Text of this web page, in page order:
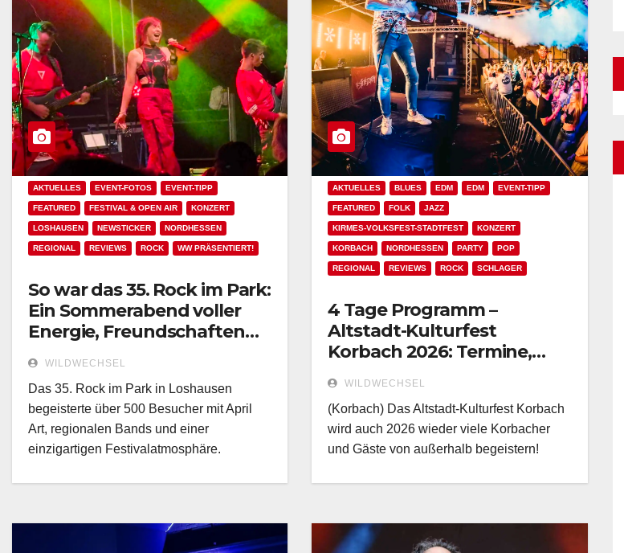
AKTUELLES EVENT-FOTOS EVENT-TIPP
FEATURED FESTIVAL & OPEN AIR KONZERT
LOSHAUSEN NEWSTICKER NORDHESSEN
REGIONAL REVIEWS ROCK WW PRÄSENTIERT!
So war das 35. Rock im Park:
Ein Sommerabend voller
Energie, Freundschaften
WILDWECHSEL
Das 35. Rock im Park in Loshausen
begeisterte über 500 Besucher mit April
Art, regionalen Bands und einer
einzigartigen Festivalatmosphäre.
AKTUELLES BLUES EDM EDM EVENT-TIPP
FEATURED FOLK JAZZ
KIRMES-VOLKSFEST-STADTFEST KONZERT
KORBACH NORDHESSEN PARTY POP
REGIONAL REVIEWS ROCK SCHLAGER
4 Tage Programm –
Altstadt-Kulturfest
Korbach 2026: Termine,
Programmheft!
WILDWECHSEL
(Korbach) Das Altstadt-Kulturfest Korbach
wird auch 2026 wieder viele Korbacher
und Gäste von außerhalb begeistern!